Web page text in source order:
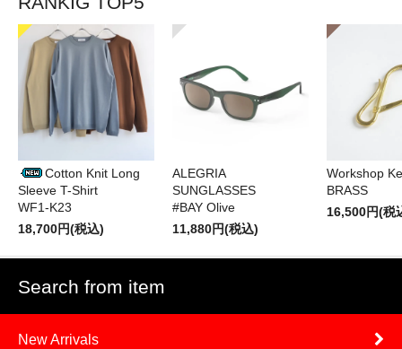
Cotton Knit Long
Sleeve T-Shirt
WF1-K23
18,700円(税込)
ALEGRIA
SUNGLASSES
#BAY Olive
11,880円(税込)
Workshop
BRASS
16,500円(税
Search from item
New Arrivals